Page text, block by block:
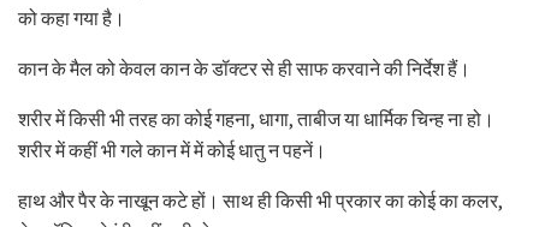
को कहा गया है।
कान के मैल को केवल कान के डॉक्टर से ही साफ करवाने की निर्देश हैं।
शरीर में किसी भी तरह का कोई गहना, धागा, ताबीज या धार्मिक चिन्ह ना हो।
शरीर में कहीं भी गले कान में में कोई धातु न पहनें।
हाथ और पैर के नाखून कटे हों। साथ ही किसी भी प्रकार का कोई का कलर,